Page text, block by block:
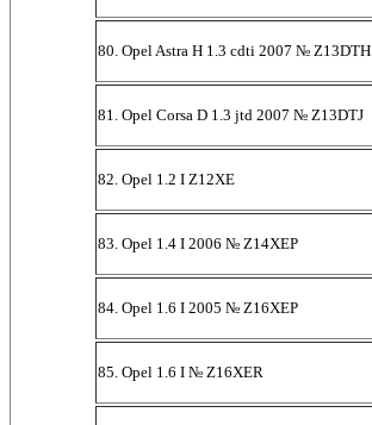
80. Opel Astra H 1.3 cdti 2007 № Z13DTH
81. Opel Corsa D 1.3 jtd 2007 № Z13DTJ
82. Opel 1.2 I Z12XE
83. Opel 1.4 I 2006 № Z14XEP
84. Opel 1.6 I 2005 № Z16XEP
85. Opel 1.6 I № Z16XER